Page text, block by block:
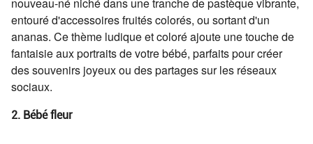
entouré d'accessoires fruités colorés, ou sortant d'un
ananas. Ce thème ludique et coloré ajoute une touche de
fantaisie aux portraits de votre bébé, parfaits pour créer
des souvenirs joyeux ou des partages sur les réseaux
sociaux.
2. Bébé fleur